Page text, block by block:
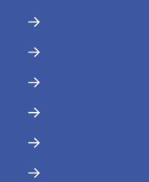
→
→
→
→
→
→